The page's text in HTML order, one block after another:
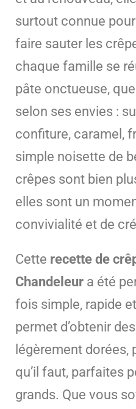
surtout connue
faire sauter les
chaque famille se
pâte onctueuse,
selon ses envies :
confiture, caramel,
simple noisette de
crêpes sont bien
elles sont un
convivialité et de
Cette recette de
Chandeleur a été
fois simple, rapide
permet d’obtenir
légèrement
qu’il faut, parfaites
grands. Que vous